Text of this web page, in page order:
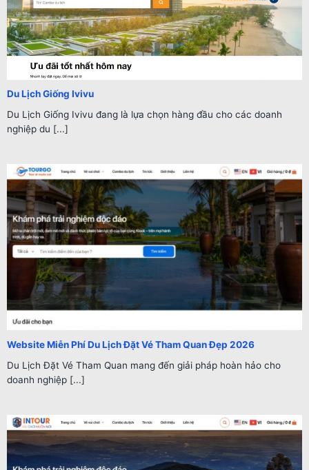
Du Lịch Giống Ivivu
Du Lịch Giống Ivivu đang là lựa chọn hàng đầu cho các doanh
nghiệp du [...]
Website Miễn Phí Du Lịch Đặt Vé Tham Quan Đẹp 2026
Du Lịch Đặt Vé Tham Quan mang đến giải pháp hoàn hảo cho
doanh nghiệp [...]